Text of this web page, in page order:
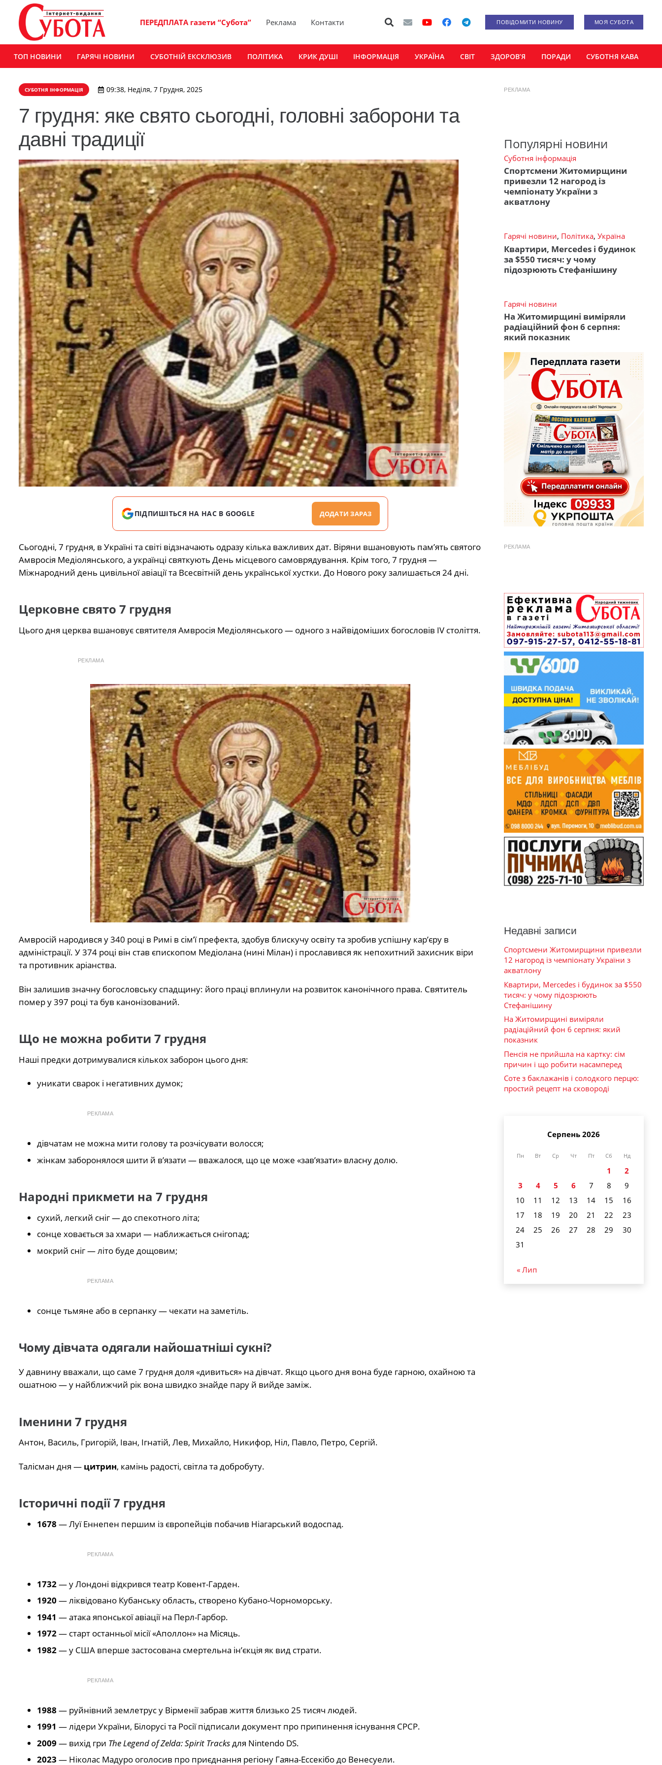
ПЕРЕДПЛАТА газети “Субота” Реклама Контакти ПОВІДОМИТИ НОВИНУ МОЯ СУБОТА
ТОП НОВИНИ ГАРЯЧІ НОВИНИ СУБОТНІЙ ЕКСКЛЮЗИВ ПОЛІТИКА КРИК ДУШІ ІНФОРМАЦІЯ УКРАЇНА СВІТ ЗДОРОВ’Я ПОРАДИ СУБОТНЯ КАВА
СУБОТНЯ ІНФОРМАЦІЯ 09:38, Неділя, 7 Грудня, 2025
7 грудня: яке свято сьогодні, головні заборони та
давні традиції
ПІДПИШІТЬСЯ НА НАС В GOOGLE ДОДАТИ ЗАРАЗ
Сьогодні, 7 грудня, в Україні та світі відзначають одразу кілька важливих дат. Віряни вшановують пам’ять святого
Амвросія Медіолянського, а українці святкують День місцевого самоврядування. Крім того, 7 грудня —
Міжнародний день цивільної авіації та Всесвітній день української хустки. До Нового року залишається 24 дні.
Церковне свято 7 грудня
Цього дня церква вшановує святителя Амвросія Медіолянського — одного з найвідоміших богословів IV століття.
РЕКЛАМА
Амвросій народився у 340 році в Римі в сім’ї префекта, здобув блискучу освіту та зробив успішну кар’єру в
адміністрації. У 374 році він став єпископом Медіолана (нині Мілан) і прославився як непохитний захисник віри
та противник аріанства.
Він залишив значну богословську спадщину: його праці вплинули на розвиток канонічного права. Святитель
помер у 397 році та був канонізований.
Що не можна робити 7 грудня
Наші предки дотримувалися кількох заборон цього дня:
уникати сварок і негативних думок;
РЕКЛАМА
дівчатам не можна мити голову та розчісувати волосся;
жінкам заборонялося шити й в’язати — вважалося, що це може «зав’язати» власну долю.
Народні прикмети на 7 грудня
сухий, легкий сніг — до спекотного літа;
сонце ховається за хмари — наближається снігопад;
мокрий сніг — літо буде дощовим;
РЕКЛАМА
сонце тьмяне або в серпанку — чекати на заметіль.
Чому дівчата одягали найошатніші сукні?
У давнину вважали, що саме 7 грудня доля «дивиться» на дівчат. Якщо цього дня вона буде гарною, охайною та
ошатною — у найближчий рік вона швидко знайде пару й вийде заміж.
Іменини 7 грудня
Антон, Василь, Григорій, Іван, Ігнатій, Лев, Михайло, Никифор, Ніл, Павло, Петро, Сергій.
Талісман дня — цитрин, камінь радості, світла та добробуту.
Історичні події 7 грудня
1678 — Луї Еннепен першим із європейців побачив Ніагарський водоспад.
РЕКЛАМА
1732— у Лондоні відкрився театр Ковент-Гарден.
1920 — ліквідовано Кубанську область, створено Кубано-Чорноморську.
1941 — атака японської авіації на Перл-Гарбор.
1972— старт останньої місії «Аполлон» на Місяць.
1982— у США вперше застосована смертельна ін’єкція як вид страти.
РЕКЛАМА
1988 — руйнівний землетрус у Вірменії забрав життя близько 25 тисяч людей.
1991 — лідери України, Білорусі та Росії підписали документ про припинення існування СРСР.
2009 — вихід гри The Legend of Zelda: Spirit Tracksдля Nintendo DS.
2023 — Ніколас Мадуро оголосив про приєднання регіону Гаяна-Ессекібо до Венесуели.
РЕКЛАМА
Популярні новини
Суботня інформація
Спортсмени Житомирщини
привезли 12 нагород із
чемпіонату України з
акватлону
Гарячі новини, Політика, Україна
Квартири, Mercedes і будинок
за $550 тисяч: у чому
підозрюють Стефанішину
Гарячі новини
На Житомирщині виміряли
радіаційний фон 6 серпня:
який показник
РЕКЛАМА
Недавні записи
Спортсмени Житомирщини привезли
12 нагород із чемпіонату України з
акватлону
Квартири, Mercedes і будинок за $550
тисяч: у чому підозрюють
Стефанішину
На Житомирщині виміряли
радіаційний фон 6 серпня: який
показник
Пенсія не прийшла на картку: сім
причин і що робити насамперед
Соте з баклажанів і солодкого перцю:
простий рецепт на сковороді
Серпень 2026
Пн Вт Ср Чт Пт Сб Нд
1
2
3
4 5 6 7 8
9
10
11 12 13 14 15
16
17
18 19 20 21 22
23
24
25 26 27 28 29
30
31
« Лип